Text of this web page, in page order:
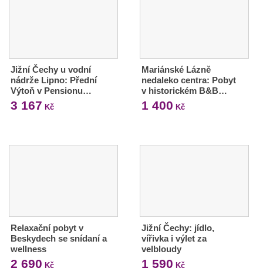
Jižní Čechy u vodní
nádrže Lipno: Přední
Výtoň v Pensionu…
3 167 Kč
Mariánské Lázně
nedaleko centra: Pobyt
v historickém B&B…
1 400 Kč
Relaxační pobyt v
Beskydech se snídaní a
wellness
2 690 Kč
Jižní Čechy: jídlo,
vířivka i výlet za
velbloudy
1 590 Kč